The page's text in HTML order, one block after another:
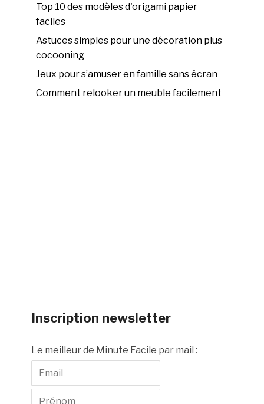
Top 10 des modèles d'origami papier
faciles
Astuces simples pour une décoration plus
cocooning
Jeux pour s’amuser en famille sans écran
Comment relooker un meuble facilement
Inscription newsletter
Le meilleur de Minute Facile par mail :